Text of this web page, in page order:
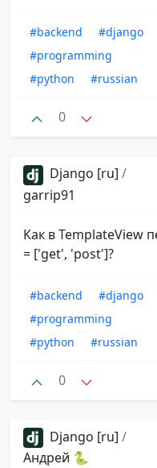
#backend
#django
#programming
#python
#russian
0
Django [ru] /
garrip91
Как в TemplateView
= ['get', 'post']?
#backend
#django
#programming
#python
#russian
0
Django [ru] /
Андрей 🐍